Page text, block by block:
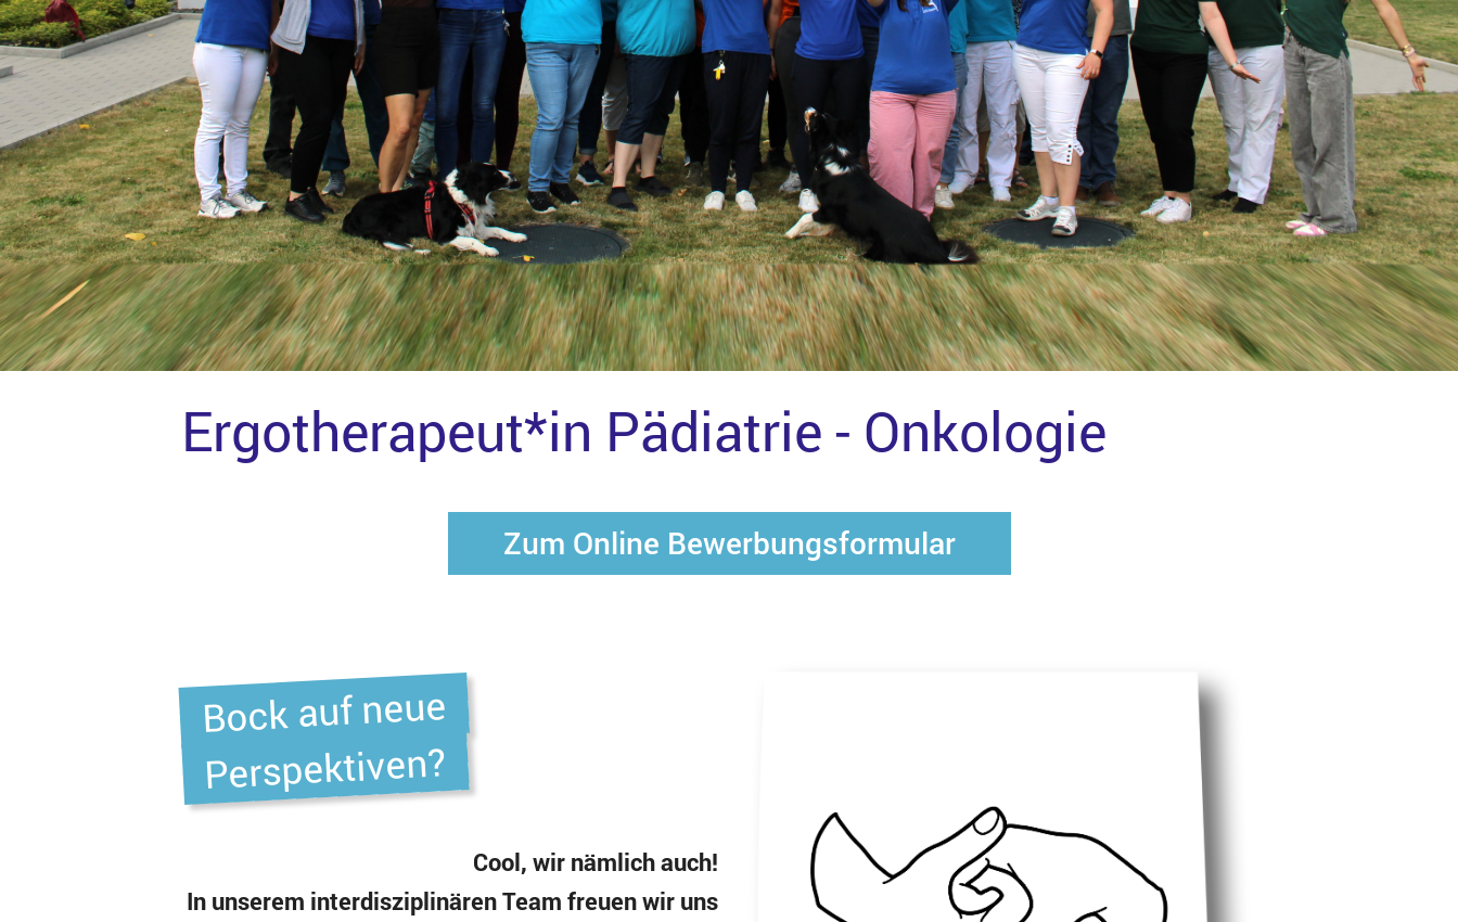
Ergotherapeut*in Pädiatrie - Onkologie
Zum Online Bewerbungsformular
Bock auf neue
Perspektiven?
Cool, wir nämlich auch!
In unserem interdisziplinären Team freuen wir uns